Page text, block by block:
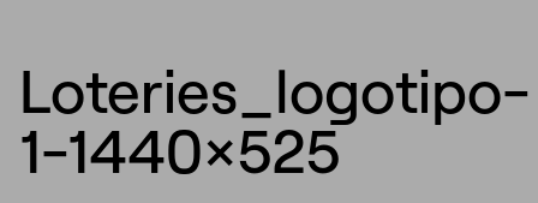
Loteries_logotipo-
1-1440×525